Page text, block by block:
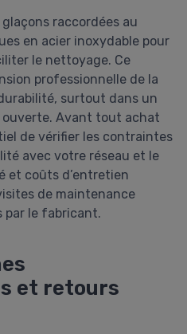
raccordées au
en acier inoxydable pour
le nettoyage. Ce
professionnelle de la
surtout dans un
Avant tout achat
de vérifier les contraintes
avec votre réseau et le
et coûts d’entretien
de maintenance
par le fabricant.
et retours